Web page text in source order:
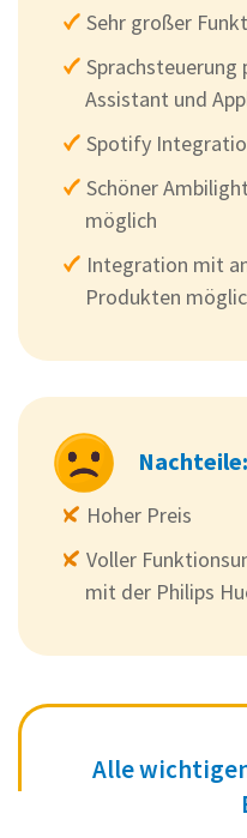
Sehr großer
Sprachsteuerung
Assistant und
Spotify
Schöner
möglich
Integration mit
Produkten
Nachteile:
Hoher Preis
Voller
mit der Philips
Alle